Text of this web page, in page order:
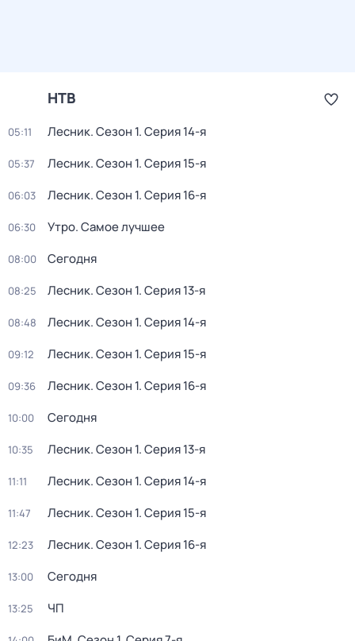
НТВ
05:11 Лесник. Сезон 1. Серия 14-я
05:37 Лесник. Сезон 1. Серия 15-я
06:03 Лесник. Сезон 1. Серия 16-я
06:30 Утро. Самое лучшее
08:00 Сегодня
08:25 Лесник. Сезон 1. Серия 13-я
08:48 Лесник. Сезон 1. Серия 14-я
09:12 Лесник. Сезон 1. Серия 15-я
09:36 Лесник. Сезон 1. Серия 16-я
10:00 Сегодня
10:35 Лесник. Сезон 1. Серия 13-я
11:11 Лесник. Сезон 1. Серия 14-я
11:47 Лесник. Сезон 1. Серия 15-я
12:23 Лесник. Сезон 1. Серия 16-я
13:00 Сегодня
13:25 ЧП